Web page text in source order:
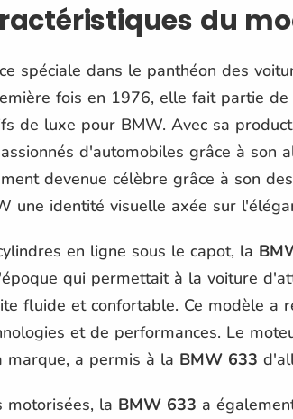
du
spéciale dans le panthéon des
fois en 1976, elle fait partie
de luxe pour BMW. Avec sa
d'automobiles grâce à son
devenue célèbre grâce à son
une identité visuelle axée sur
en ligne sous le capot, la
qui permettait à la voiture
fluide et confortable. Ce modèle a
et de performances. Le
a permis à la BMW 633
la BMW 633 a